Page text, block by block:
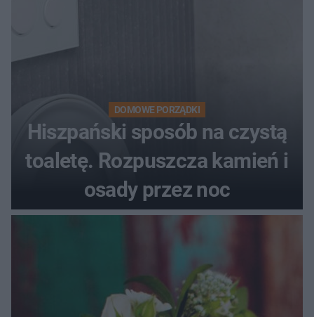
DOMOWE PORZĄDKI
Hiszpański sposób na czystą
toaletę. Rozpuszcza kamień i
osady przez noc